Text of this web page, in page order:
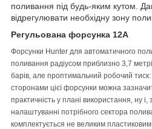
поливання під будь-яким кутом.
відрегулювати необхідну зону
Регульована форсунка 12А
Форсунки Hunter для автоматичного
поливання радіусом приблизно 3,7
барів, але проптимальний робочий тиск:
сторонами цієї форсунки можна
практичність у плані використання, ну і,
налаштуванні потрібного сектора
комплектується не великим пластиковим